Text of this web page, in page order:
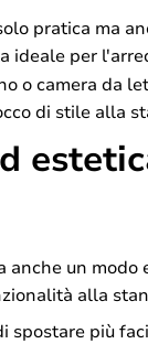
pratica ma
ideale per
o camera da
di stile alla
un
alla
più